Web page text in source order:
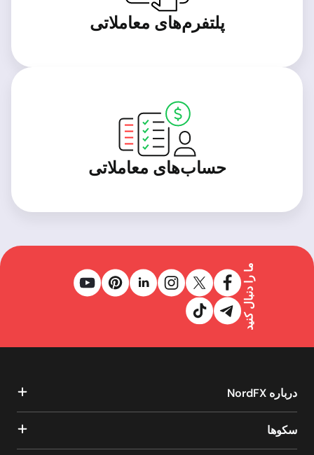
پلتفرم‌های معاملاتی
حساب‌های معاملاتی
ما را دنبال کنید
درباره NordFX
سکوها